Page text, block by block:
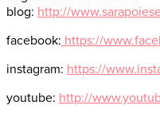
blog: http://
facebook: https://
instagram: https://
youtube: http://